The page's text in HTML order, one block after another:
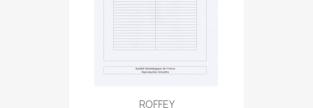
ROFFEY